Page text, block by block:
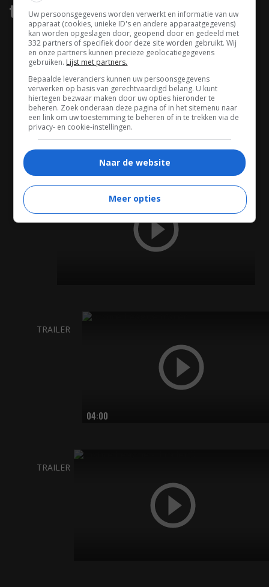
trailers & clips
02:46
TRAILER
04:00
TRAILER
TRAILER
Uw persoonsgegevens worden verwerkt en informatie van uw
apparaat (cookies, unieke ID's en andere apparaatgegevens)
kan worden opgeslagen door, geopend door en gedeeld met
332 partners of specifiek door deze site worden gebruikt. Wij
en onze partners kunnen precieze geolocatiegegevens
gebruiken. Lijst met partners.
Bepaalde leveranciers kunnen uw persoonsgegevens
verwerken op basis van gerechtvaardigd belang. U kunt
hiertegen bezwaar maken door uw opties hieronder te
beheren. Zoek onderaan deze pagina of in het sitemenu naar
een link om uw toestemming te beheren of in te trekken via de
privacy- en cookie-instellingen.
Naar de website
Meer opties